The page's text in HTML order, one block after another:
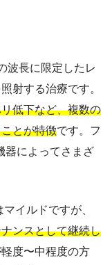
波長に限定したレ
射する治療です。
低下など、複数の
とが特徴です。フ
器によってさまざ
イルドですが、
ンスとして継続し
度〜中程度の方